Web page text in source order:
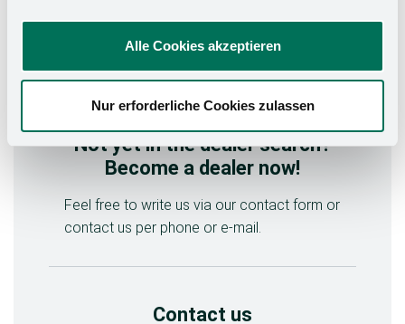
Alle Cookies akzeptieren
Nur erforderliche Cookies zulassen
depending on the retailer. For binding information,
please contact the respective partner directly.
Not yet in the dealer search?
Become a dealer now!
Feel free to write us via our contact form or
contact us per phone or e-mail.
Contact us